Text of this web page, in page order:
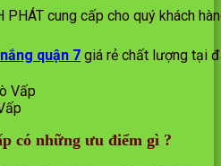
PHÁT cung cấp cho quý khách
quận 7 giá rẻ chất lượng tại
có những ưu điểm gì ?